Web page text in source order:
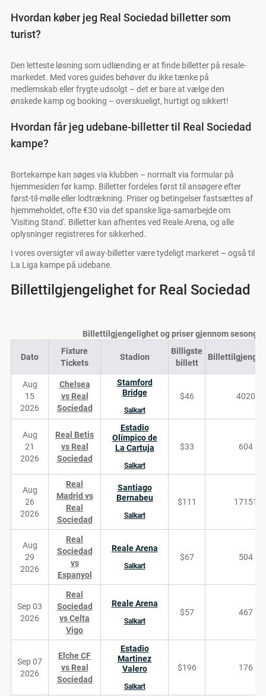
Hvordan køber jeg Real Sociedad billetter som
turist?
Den letteste løsning som udlænding er at finde billetter på resale-
markedet. Med vores guides behøver du ikke tænke på
medlemskab eller frygte udsolgt – det er bare at vælge den
ønskede kamp og booking – overskueligt, hurtigt og sikkert!
Hvordan får jeg udebane-billetter til Real Sociedad
kampe?
Bortekampe kan søges via klubben – normalt via formular på
hjemmesiden før kamp. Billetter fordeles først til ansøgere efter
først-til-mølle eller lodtrækning. Priser og betingelser fastsættes af
hjemmeholdet, ofte €30 via det spanske liga-samarbejde om
'Visiting Stand'. Billetter kan afhentes ved Reale Arena, og alle
oplysninger registreres for sikkerhed.
I vores oversigter vil away-billetter være tydeligt markeret – også til
La Liga kampe på udebane.
Billettilgjengelighet for Real Sociedad
Billettilgjengelighet og priser gjennom
Dato
Fixture
Tickets
Stadion
Billigste
billett
Aug
15
2026
Chelsea
vs Real
Sociedad
Stamford
Bridge
Salkart
$46 4020
Aug
21
2026
Real Betis
vs Real
Sociedad
Estadio
Olímpico de
La Cartuja
Salkart
$33 604
Aug
26
2026
Real
Madrid vs
Real
Sociedad
Santiago
Bernabeu
Salkart
$111 17151
Aug
29
2026
Real
Sociedad
vs
Espanyol
Reale Arena
Salkart
$67 504
Sep 03
2026
Real
Sociedad
vs Celta
Vigo
Reale Arena
Salkart
$57 467
Sep 07
2026
Elche CF
vs Real
Sociedad
Estadio
Martinez
Valero
Salkart
$196 176